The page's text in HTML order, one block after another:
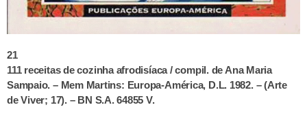
21
111 receitas de cozinha afrodisíaca / compil. de Ana Maria
Sampaio. – Mem Martins: Europa-América, D.L. 1982. – (Arte
de Viver; 17). – BN S.A. 64855 V.